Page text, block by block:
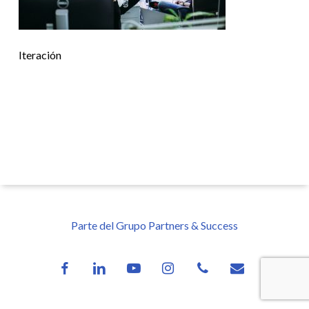
Iteración
Parte del Grupo Partners & Success
facebooklinkedin youtube instagramphone email